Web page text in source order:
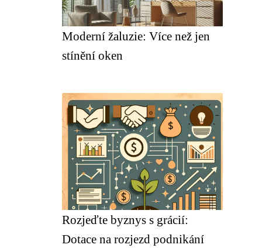
Moderní žaluzie: Více než jen
stínění oken
Rozjeďte byznys s grácií:
Dotace na rozjezd podnikání